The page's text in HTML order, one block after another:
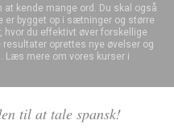
kende mange ord. Du skal også
er bygget op i sætninger og større
hvor du effektivt øver forskellige
oprettes nye øvelser og
Læs mere om vores kurser i
til at tale spansk!